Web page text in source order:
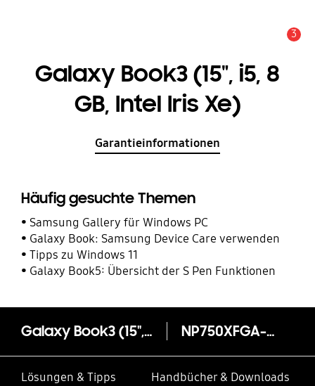
3
Galaxy Book3 (15", i5, 8
GB, Intel Iris Xe)
Garantieinformationen
Häufig gesuchte Themen
Samsung Gallery für Windows PC
Galaxy Book: Samsung Device Care verwenden
Tipps zu Windows 11
Galaxy Book5: Übersicht der S Pen Funktionen
Galaxy Book3 (15", i5, 8 GB, Intel Iris Xe) NP750XFGA-EXP
Lösungen & Tipps Handbücher & Downloads